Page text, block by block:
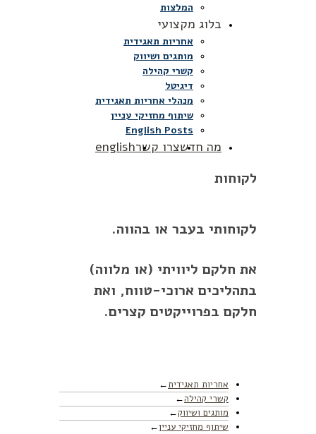
המלצות
בלוג מקצועי
אחריות תאגידית
מותגים ושיווק
קשרי קהילה
דיגיטל
מנהלי אחריות תאגידית
שיתוף מחזיקי עניין
English Posts
מה חדשצרו קשרenglish
לקוחות
לקוחותי בעבר או בהווה.
את חלקם ליוויתי (או מלווה)
בתהליכים ארוכי-טווח, ואת
חלקם בפרוייקטים קצרים.
אחריות תאגידית
קשרי קהילה
מותגים ושיווק
שיתוף מחזיקי עניין